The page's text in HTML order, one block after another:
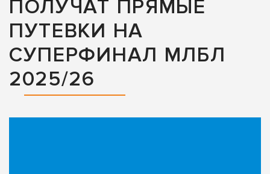
ПОЛУЧАТ ПРЯМЫЕ
ПУТЕВКИ НА
СУПЕРФИНАЛ МЛБЛ
2025/26